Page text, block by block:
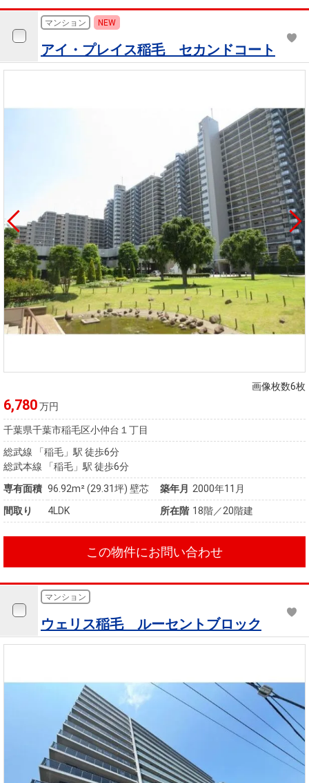
マンション NEW
アイ・プレイス稲毛 セカンドコート
画像枚数6枚
6,780万円
千葉県千葉市稲毛区小仲台１丁目
総武線 「稲毛」駅 徒歩6分
総武本線 「稲毛」駅 徒歩6分
専有面積 96.92m²(29.31坪) 壁芯 築年月 2000年11月
間取り
4LDK 所在階 18階／20階建
この物件にお問い合わせ
マンション
ウェリス稲毛 ルーセントブロック